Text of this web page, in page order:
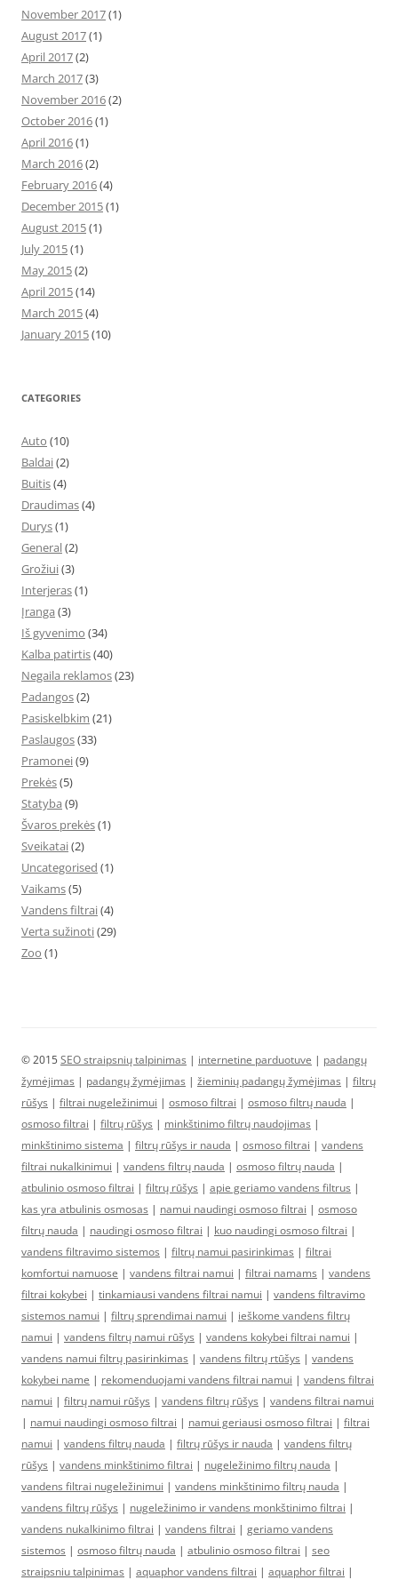
November 2017(1)
August 2017(1)
April 2017(2)
March 2017(3)
November 2016(2)
October 2016(1)
April 2016(1)
March 2016(2)
February 2016(4)
December 2015(1)
August 2015(1)
July 2015(1)
May 2015(2)
April 2015(14)
March 2015(4)
January 2015(10)
CATEGORIES
Auto (10)
Baldai(2)
Buitis(4)
Draudimas(4)
Durys(1)
General(2)
Grožiui(3)
Interjeras(1)
Įranga (3)
Iš gyvenimo (34)
Kalba patirtis(40)
Negaila reklamos(23)
Padangos(2)
Pasiskelbkim (21)
Paslaugos(33)
Pramonei(9)
Prekės(5)
Statyba (9)
Švaros prekės(1)
Sveikatai(2)
Uncategorised (1)
Vaikams(5)
Vandens filtrai(4)
Verta sužinoti(29)
Zoo (1)
© 2015SEO straipsnių talpinimas | internetine parduotuve | padangų
žymėjimas | padangų žymėjimas | žieminių padangų žymėjimas | filtrų
rūšys | filtrai nugeležinimui | osmoso filtrai | osmoso filtrų nauda |
osmoso filtrai | filtrų rūšys | minkštinimo filtrų naudojimas |
minkštinimo sistema | filtrų rūšys ir nauda | osmoso filtrai | vandens
filtrai nukalkinimui | vandens filtrų nauda | osmoso filtrų nauda |
atbulinio osmoso filtrai | filtrų rūšys | apie geriamo vandens filtrus |
kas yra atbulinis osmosas | namui naudingi osmoso filtrai | osmoso
filtrų nauda | naudingi osmoso filtrai | kuo naudingi osmoso filtrai |
vandens filtravimo sistemos | filtrų namui pasirinkimas | filtrai
komfortui namuose | vandens filtrai namui | filtrai namams | vandens
filtrai kokybei | tinkamiausi vandens filtrai namui | vandens filtravimo
sistemos namui | filtrų sprendimai namui | ieškome vandens filtrų
namui | vandens filtrų namui rūšys | vandens kokybei filtrai namui |
vandens namui filtrų pasirinkimas | vandens filtrų rtūšys | vandens
kokybei name | rekomenduojami vandens filtrai namui | vandens filtrai
namui | filtrų namui rūšys | vandens filtrų rūšys | vandens filtrai namui
| namui naudingi osmoso filtrai | namui geriausi osmoso filtrai | filtrai
namui | vandens filtrų nauda | filtrų rūšys ir nauda | vandens filtrų
rūšys | vandens minkštinimo filtrai | nugeležinimo filtrų nauda |
vandens filtrai nugeležinimui | vandens minkštinimo filtrų nauda |
vandens filtrų rūšys | nugeležinimo ir vandens monkštinimo filtrai |
vandens nukalkinimo filtrai | vandens filtrai | geriamo vandens
sistemos | osmoso filtrų nauda | atbulinio osmoso filtrai | seo
straipsniu talpinimas | aquaphor vandens filtrai | aquaphor filtrai |